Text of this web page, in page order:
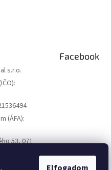
s.r.o.
(ÁFA):
53, 071
Facebook